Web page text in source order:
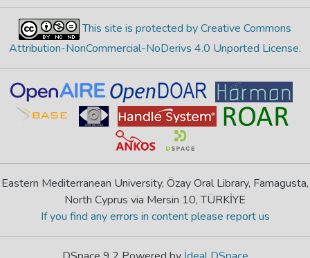
This site is protected by Creative Commons
Attribution-NonCommercial-NoDerivs 4.0 Unported License.
Eastern Mediterranean University, Özay Oral Library, Famagusta,
North Cyprus via Mersin 10, TÜRKİYE
If you find any errors in content please report us